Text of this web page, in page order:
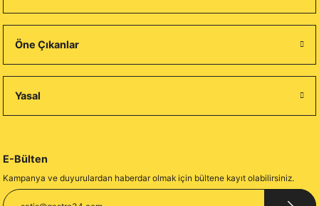
Öne Çıkanlar
Yasal
E-Bülten
Kampanya ve duyurulardan haberdar olmak için bültene kayıt olabilirsiniz.